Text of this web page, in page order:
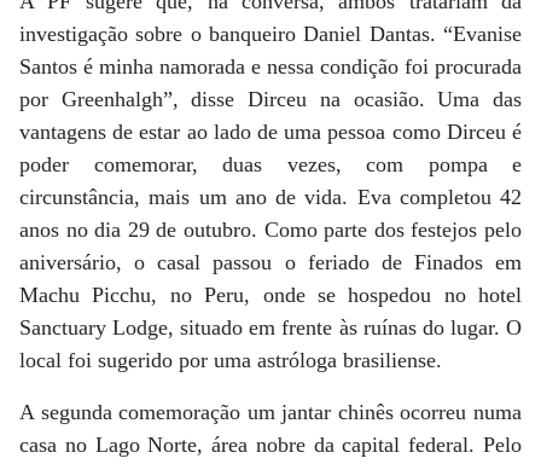
investigação sobre o banqueiro Daniel Dantas. “Evanise
Santos é minha namorada e nessa condição foi procurada
por Greenhalgh”, disse Dirceu na ocasião. Uma das
vantagens de estar ao lado de uma pessoa como Dirceu é
poder comemorar, duas vezes, com pompa e
circunstância, mais um ano de vida. Eva completou 42
anos no dia 29 de outubro. Como parte dos festejos pelo
aniversário, o casal passou o feriado de Finados em
Machu Picchu, no Peru, onde se hospedou no hotel
Sanctuary Lodge, situado em frente às ruínas do lugar. O
local foi sugerido por uma astróloga brasiliense.
A segunda comemoração um jantar chinês ocorreu numa
casa no Lago Norte, área nobre da capital federal. Pelo